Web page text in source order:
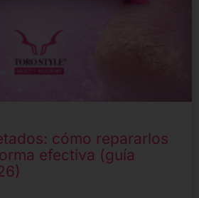
cómo repararlos
efectiva (guía